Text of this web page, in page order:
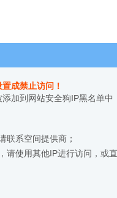
成禁止访问！
加到网站安全狗IP黑名单中
联系空间提供商；
请使用其他IP进行访问，或